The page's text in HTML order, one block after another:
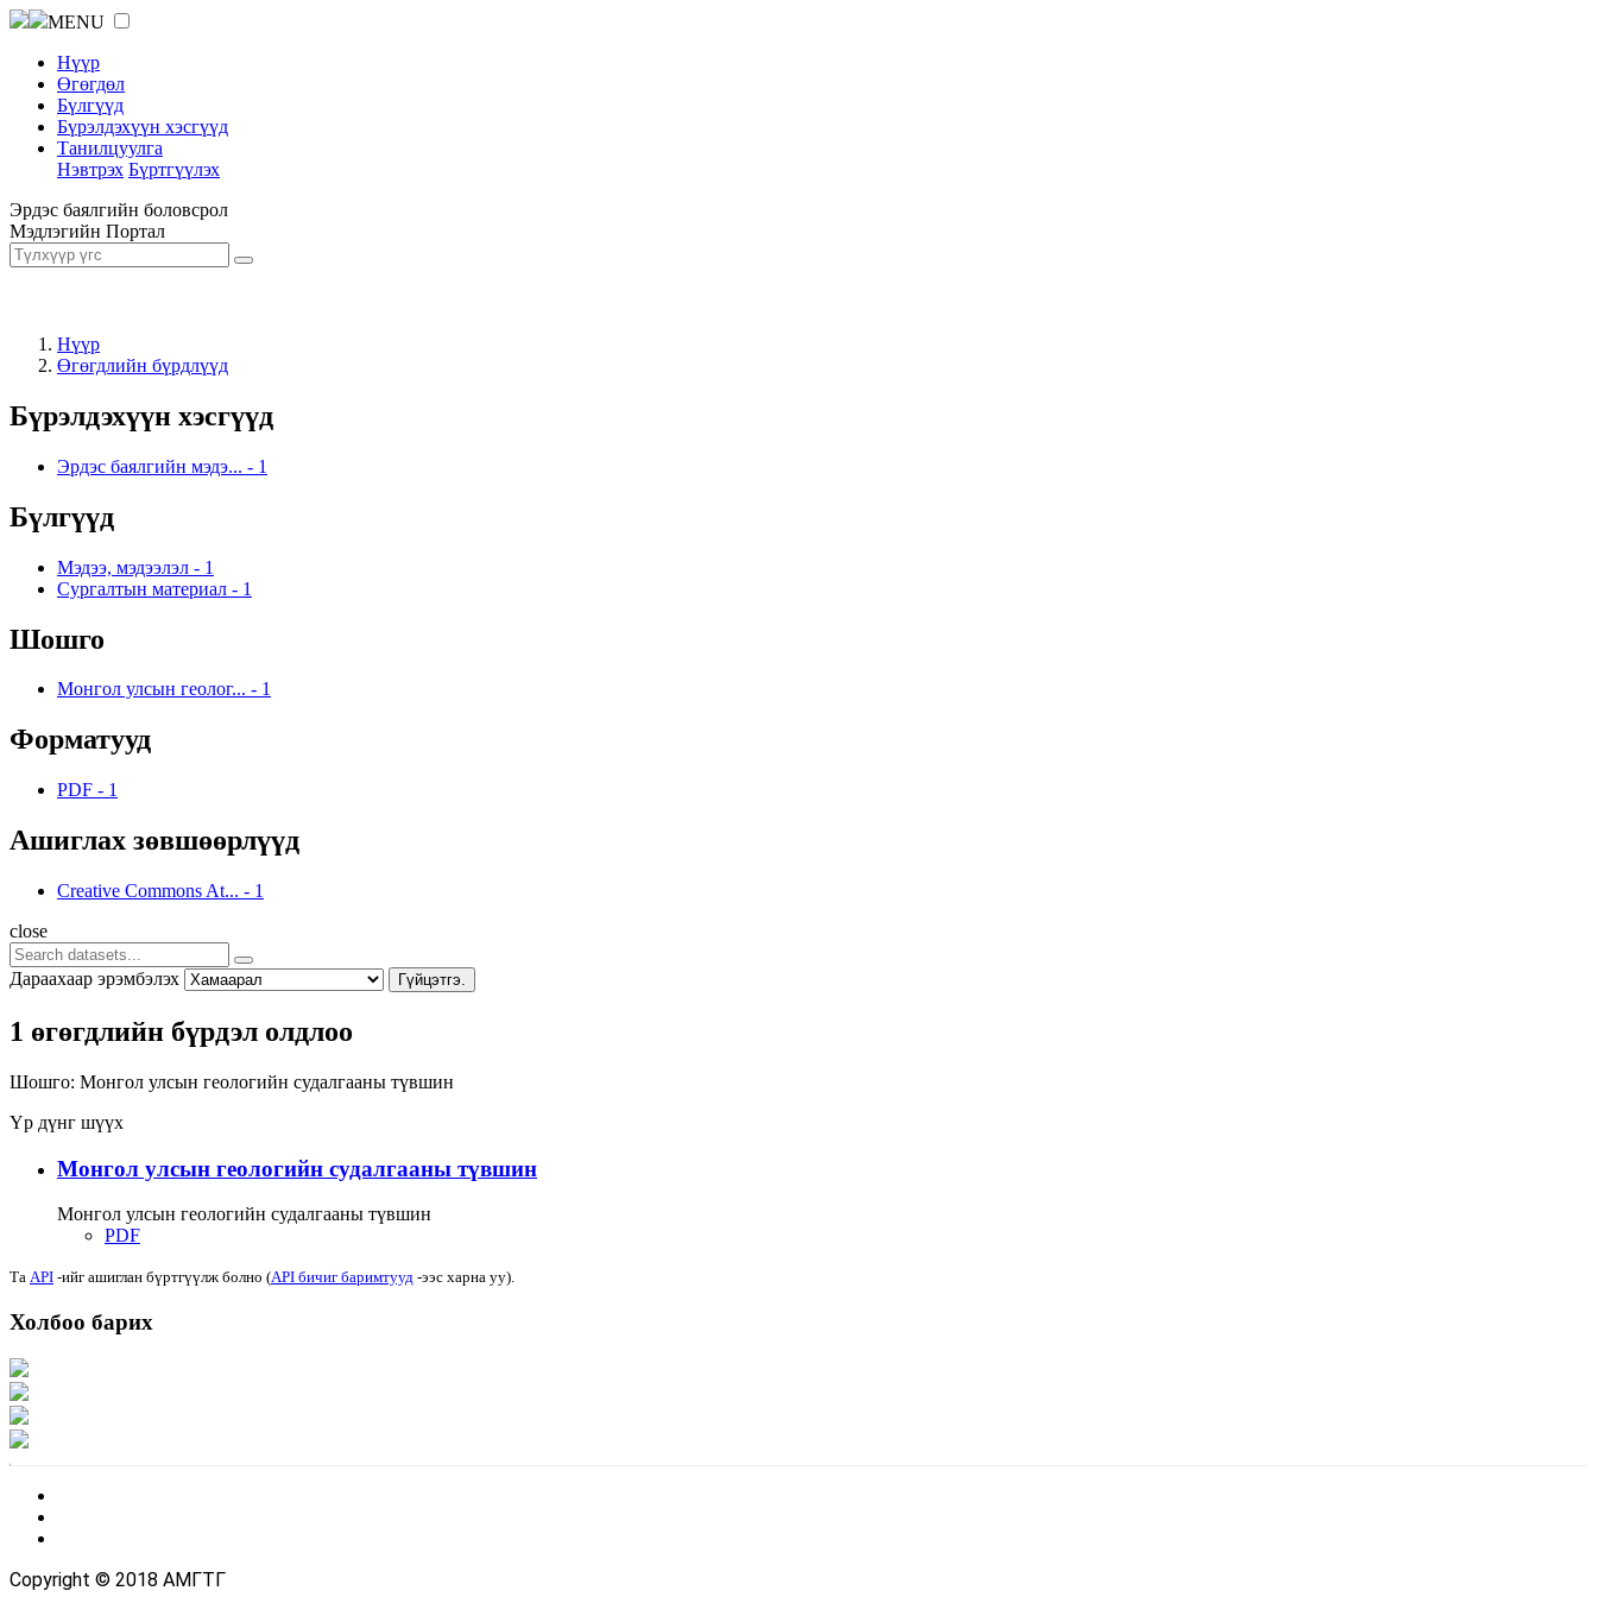
MENU
Нүүр
Өгөгдөл
Бүлгүүд
Бүрэлдэхүүн хэсгүүд
Танилцуулга
Нэвтрэх Бүртгүүлэх
Эрдэс баялгийн боловсрол
Мэдлэгийн Портал
Нүүр
Өгөгдлийн бүрдлүүд
Бүрэлдэхүүн хэсгүүд
Эрдэс баялгийн мэдэ... - 1
Бүлгүүд
Мэдээ, мэдээлэл - 1
Сургалтын материал - 1
Шошго
Монгол улсын геолог... - 1
Форматууд
PDF - 1
Ашиглах зөвшөөрлүүд
Creative Commons At... - 1
close
Дараахаар эрэмбэлэх Гүйцэтгэ.
1 өгөгдлийн бүрдэл олдлоо
Шошго: Монгол улсын геологийн судалгааны түвшин
Үр дүнг шүүх
Монгол улсын геологийн судалгааны түвшин
Монгол улсын геологийн судалгааны түвшин
PDF
Та API -ийг ашиглан бүртгүүлж болно (API бичиг баримтууд -ээс харна уу).
Холбоо барих
Copyright © 2018 АМГТГ